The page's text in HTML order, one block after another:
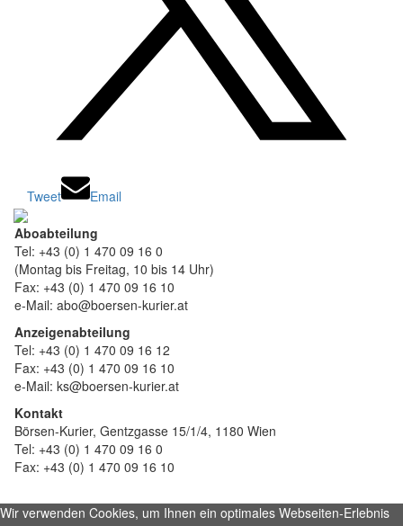
Tweet Email
Aboabteilung
Tel: +43 (0) 1 470 09 16 0
(Montag bis Freitag, 10 bis 14 Uhr)
Fax: +43 (0) 1 470 09 16 10
e-Mail: abo@boersen-kurier.at
Anzeigenabteilung
Tel: +43 (0) 1 470 09 16 12
Fax: +43 (0) 1 470 09 16 10
e-Mail: ks@boersen-kurier.at
Kontakt
Börsen-Kurier, Gentzgasse 15/1/4, 1180 Wien
Tel: +43 (0) 1 470 09 16 0
Fax: +43 (0) 1 470 09 16 10
Wir verwenden Cookies, um Ihnen ein optimales Webseiten-Erlebnis